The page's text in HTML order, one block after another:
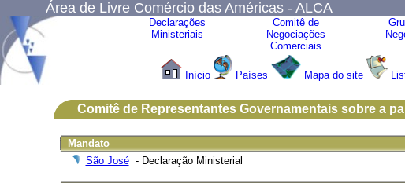
Área de Livre Comércio das Américas - ALCA
Declarações
Ministeriais
Comitê de
Negociações
Comerciais
Início Países Mapa do site
Comitê de Representantes Governamentais sobre a
Mandato
São José- Declaração Ministerial